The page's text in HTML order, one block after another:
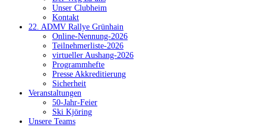
Unser Clubheim
Kontakt
22. ADMV Rallye Grünhain
Online-Nennung-2026
Teilnehmerliste-2026
virtueller Aushang-2026
Programmhefte
Presse Akkreditierung
Sicherheit
Veranstaltungen
50-Jahr-Feier
Ski Kjöring
Unsere Teams